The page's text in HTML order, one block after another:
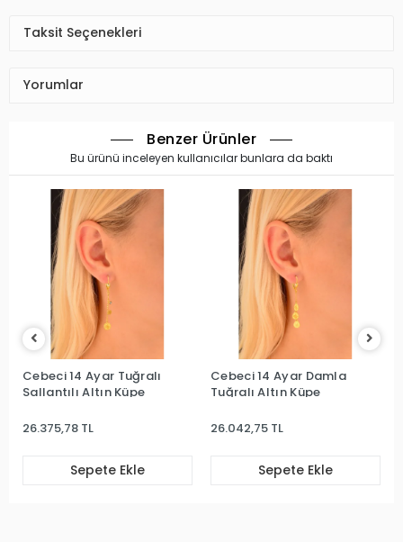
Taksit Seçenekleri
Yorumlar
Benzer Ürünler
Bu ürünü inceleyen kullanıcılar bunlara da baktı
Cebeci 14 Ayar Tuğralı
Sallantılı Altın Küpe
26.375,78 TL
Sepete Ekle
Cebeci 14 Ayar Damla
Tuğralı Altın Küpe
26.042,75 TL
Sepete Ekle